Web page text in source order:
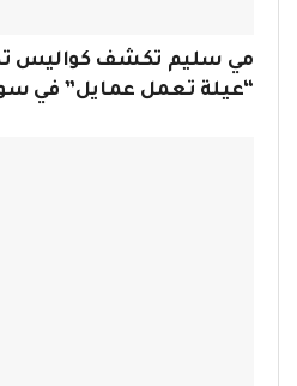
مي سليم تكشف كواليس
“عيلة تعمل عمايل” في